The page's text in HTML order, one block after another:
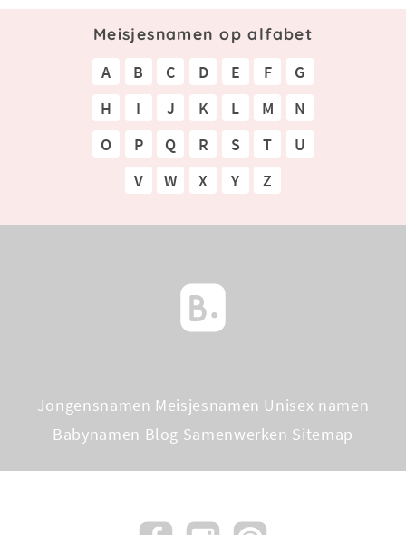
Meisjesnamen op alfabet
A B C D E F
G
H
I J K L M
N
O
P Q R S T
U
V
W X Y Z
Jongensnamen Meisjesnamen Unisex namen
Babynamen Blog Samenwerken Sitemap